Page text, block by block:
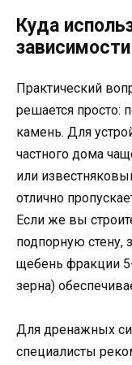
Куда
Практический
решается просто:
камень. Для
частного дома
или
отлично
Если же вы
подпорную стену,
щебень фракции
зерна)
Для дренажных
специалисты